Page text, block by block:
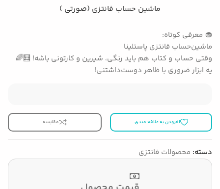
ماشین‌ حساب فانتزی (صورتی )
🧁 معرفی کوتاه:
ماشین‌حساب فانتزی پاستلینا
وقتی حساب و کتاب هم باید رنگی، شیرین و کارتونی باشه! 🧮🌈
یه ابزار ضروری با ظاهر دوست‌داشتنی!
افزودن به علاقه مندی مقایسه
دسته: محصولات فانتزی